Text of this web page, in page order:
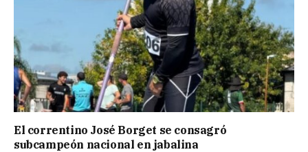
El correntino José Borget se consagró
subcampeón nacional en jabalina